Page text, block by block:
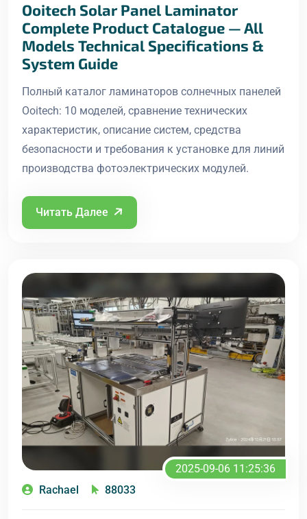
Ooitech Solar Panel Laminator
Complete Product Catalogue — All
Models Technical Specifications &
System Guide
Полный каталог ламинаторов солнечных панелей
Ooitech: 10 моделей, сравнение технических
характеристик, описание систем, средства
безопасности и требования к установке для линий
производства фотоэлектрических модулей.
Читать Далее
2025-09-06 11:25:36
Rachael
88033